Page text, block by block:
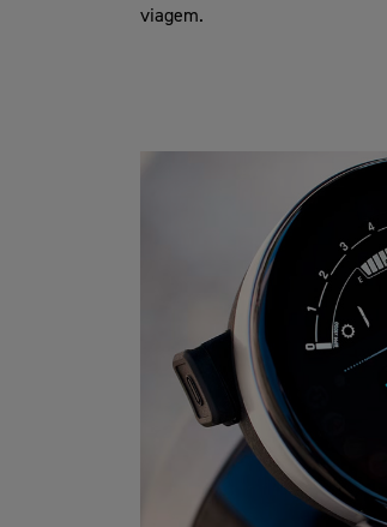
viagem.